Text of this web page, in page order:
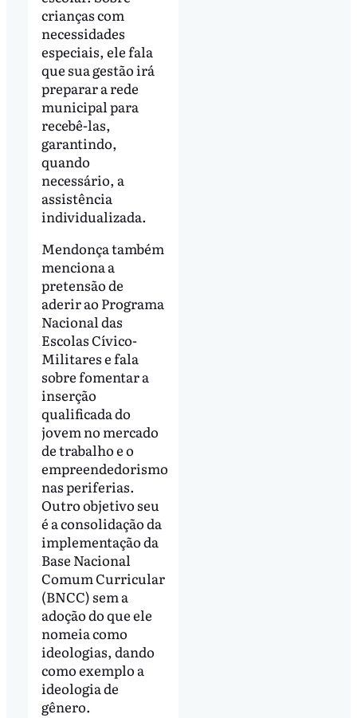
crianças com
necessidades
especiais, ele fala
que sua gestão irá
preparar a rede
municipal para
recebê-las,
garantindo,
quando
necessário, a
assistência
individualizada.
Mendonça também
menciona a
pretensão de
aderir ao Programa
Nacional das
Escolas Cívico-
Militares e fala
sobre fomentar a
inserção
qualificada do
jovem no mercado
de trabalho e o
empreendedorismo
nas periferias.
Outro objetivo seu
é a consolidação da
implementação da
Base Nacional
Comum Curricular
(BNCC) sem a
adoção do que ele
nomeia como
ideologias, dando
como exemplo a
ideologia de
gênero.